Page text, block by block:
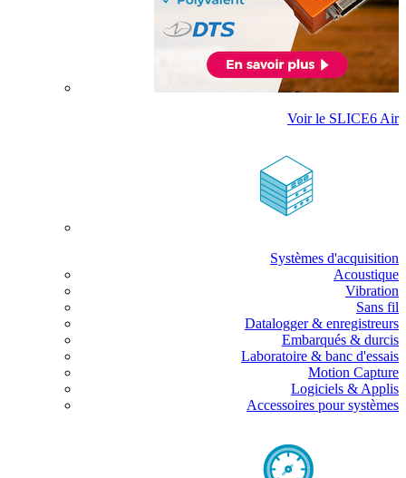
Voir le SLICE6 Air
Systèmes d'acquisition
Acoustique
Vibration
Sans fil
Datalogger & enregistreurs
Embarqués & durcis
Laboratoire & banc d'essais
Motion Capture
Logiciels & Applis
Accessoires pour systèmes